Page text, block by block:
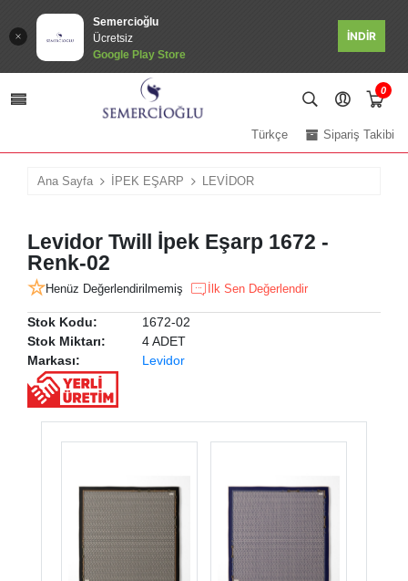
Semercioğlu
Ücretsiz
Google Play Store
İNDİR
0
Sipariş Takibi
Türkçe
Ana Sayfa İPEK EŞARP LEVİDOR
Levidor Twill İpek Eşarp 1672 -
Renk-02
Henüz Değerlendirilmemiş İlk Sen Değerlendir
Stok Kodu:
1672-02
Stok Miktarı:
4 ADET
Markası:
Levidor